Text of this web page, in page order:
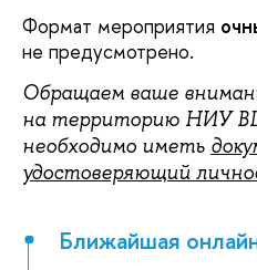
Формат мероприятия
не предусмотрено.
Обращаем ваше
на территорию НИУ
необходимо иметь
удостоверяющий
Ближайшая